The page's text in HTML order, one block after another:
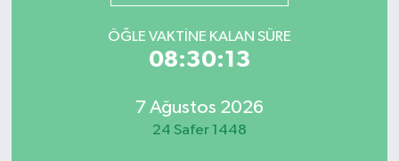
ÖĞLE VAKTİNE KALAN SÜRE
08:30:13
7 Ağustos 2026
24 Safer 1448